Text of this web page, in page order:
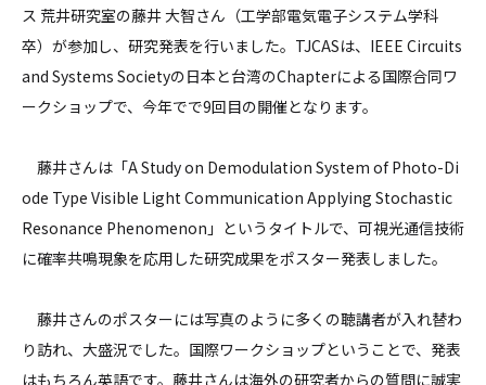
ス 荒井研究室の藤井 大智さん（工学部電気電子システム学科
卒）が参加し、研究発表を行いました。TJCASは、IEEE Circuits
and Systems Societyの日本と台湾のChapterによる国際合同ワ
ークショップで、今年でで9回目の開催となります。
藤井さんは「A Study on Demodulation System of Photo-Di
ode Type Visible Light Communication Applying Stochastic
Resonance Phenomenon」というタイトルで、可視光通信技術
に確率共鳴現象を応用した研究成果をポスター発表しました。
藤井さんのポスターには写真のように多くの聴講者が入れ替わ
り訪れ、大盛況でした。国際ワークショップということで、発表
はもちろん英語です。藤井さんは海外の研究者からの質問に誠実